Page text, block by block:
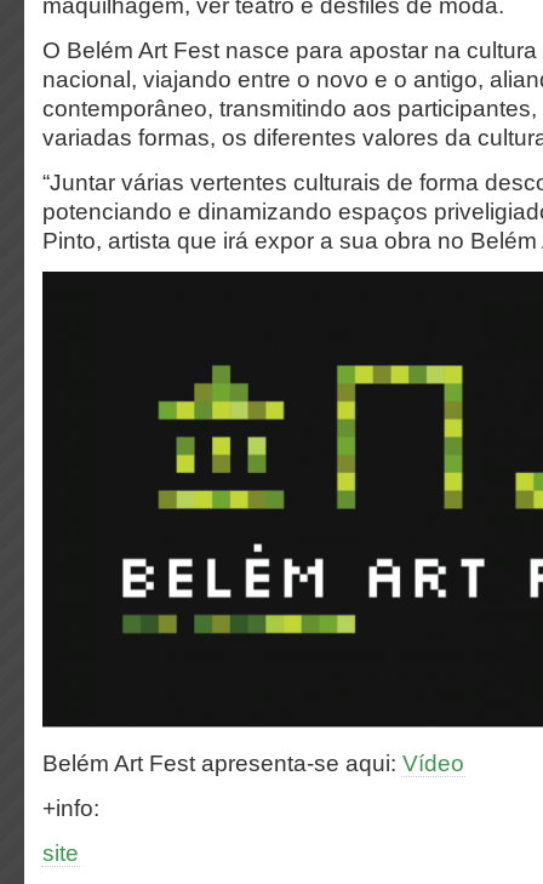
maquilhagem, ver teatro e desfiles de moda.
O Belém Art Fest nasce para apostar na
nacional, viajando entre o novo e o antigo,
contemporâneo, transmitindo aos
variadas formas, os diferentes valores da
“Juntar várias vertentes culturais de forma
potenciando e dinamizando espaços
Pinto, artista que irá expor a sua obra no Belém
Belém Art Fest apresenta-se aqui: Vídeo
+info:
site